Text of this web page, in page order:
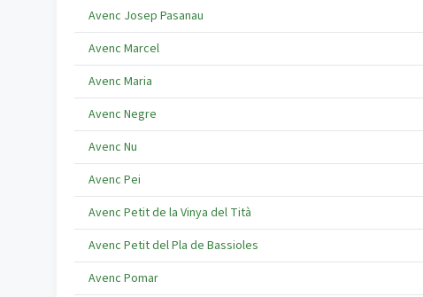
Avenc Josep Pasanau
Avenc Marcel
Avenc Maria
Avenc Negre
Avenc Nu
Avenc Pei
Avenc Petit de la Vinya del Tità
Avenc Petit del Pla de Bassioles
Avenc Pomar